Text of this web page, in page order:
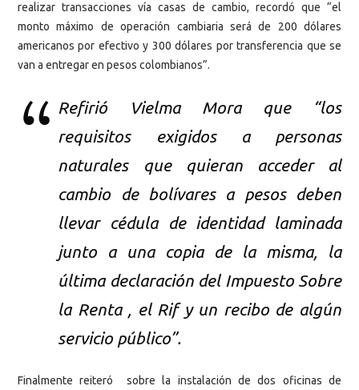
realizar transacciones vía casas de cambio, recordó que “el
monto máximo de operación cambiaria será de 200 dólares
americanos por efectivo y 300 dólares por transferencia que se
van a entregar en pesos colombianos”.
Refirió Vielma Mora que “los
requisitos exigidos a personas
naturales que quieran acceder al
cambio de bolívares a pesos deben
llevar cédula de identidad laminada
junto a una copia de la misma, la
última declaración del Impuesto Sobre
la Renta , el Rif y un recibo de algún
servicio público”.
Finalmente reiteró sobre la instalación de dos oficinas de